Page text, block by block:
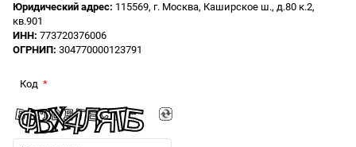
Юридический адрес: 115569, г. Москва, Каширское ш., д.80 к.2,
кв.901
ИНН: 773720376006
ОГРНИП: 304770000123791
Код